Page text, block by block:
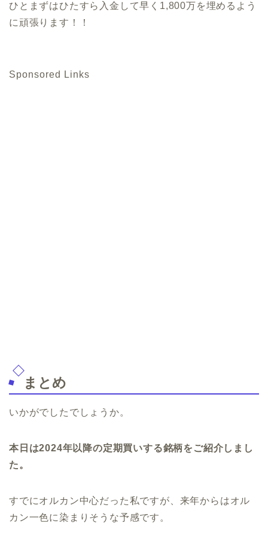
ひとまずはひたすら入金して早く1,800万を埋めるよう
に頑張ります！！
Sponsored Links
まとめ
いかがでしたでしょうか。
本日は2024年以降の定期買いする銘柄をご紹介しまし
た。
すでにオルカン中心だった私ですが、来年からはオル
カン一色に染まりそうな予感です。